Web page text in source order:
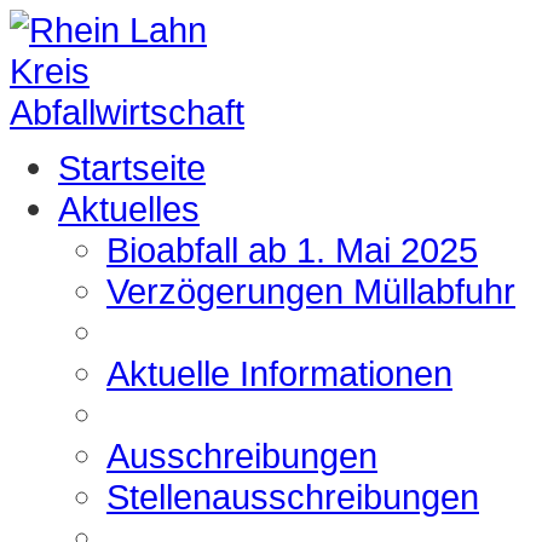
Startseite
Aktuelles
Bioabfall ab 1. Mai 2025
Verzögerungen Müllabfuhr
Aktuelle Informationen
Ausschreibungen
Stellenausschreibungen